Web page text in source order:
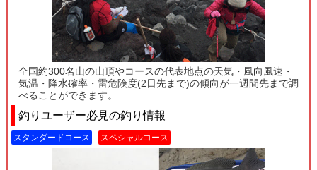
全国約300名山の山頂やコースの代表地点の天気・風向風速・
気温・降水確率・雷危険度(2日先まで)の傾向が一週間先まで調
べることができます。
釣りユーザー必見の釣り情報
スタンダードコース スペシャルコース